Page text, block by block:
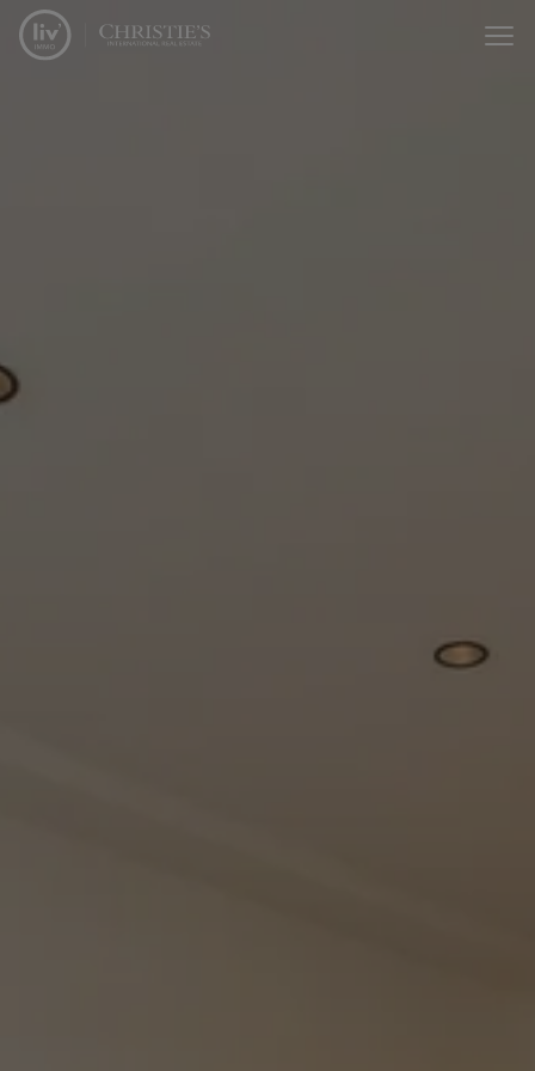
Menu overslaan en naar de inhoud gaan